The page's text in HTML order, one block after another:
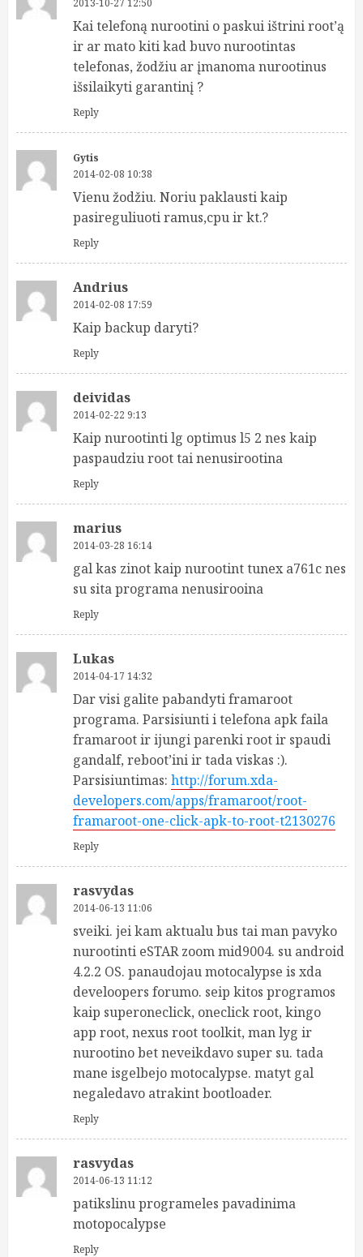
Kai telefoną nurootini o paskui ištrini root’ą
ir ar mato kiti kad buvo nurootintas
telefonas, žodžiu ar įmanoma nurootinus
išsilaikyti garantinį ?
Reply
Gytis
2014-02-08 10:38
Vienu žodžiu. Noriu paklausti kaip
pasireguliuoti ramus,cpu ir kt.?
Reply
Andrius
2014-02-08 17:59
Kaip backup daryti?
Reply
deividas
2014-02-22 9:13
Kaip nurootinti lg optimus l5 2 nes kaip
paspaudziu root tai nenusirootina
Reply
marius
2014-03-28 16:14
gal kas zinot kaip nurootint tunex a761c nes
su sita programa nenusirooina
Reply
Lukas
2014-04-17 14:32
Dar visi galite pabandyti framaroot
programa. Parsisiunti i telefona apk faila
framaroot ir ijungi parenki root ir spaudi
gandalf, reboot’ini ir tada viskas :).
Parsisiuntimas: http://forum.xda-
developers.com/apps/framaroot/root-
framaroot-one-click-apk-to-root-t2130276
Reply
rasvydas
2014-06-13 11:06
sveiki. jei kam aktualu bus tai man pavyko
nurootinti eSTAR zoom mid9004. su android
4.2.2 OS. panaudojau motocalypse is xda
develoopers forumo. seip kitos programos
kaip superoneclick, oneclick root, kingo
app root, nexus root toolkit, man lyg ir
nurootino bet neveikdavo super su. tada
mane isgelbejo motocalypse. matyt gal
negaledavo atrakint bootloader.
Reply
rasvydas
2014-06-13 11:12
patikslinu programeles pavadinima
motopocalypse
Reply